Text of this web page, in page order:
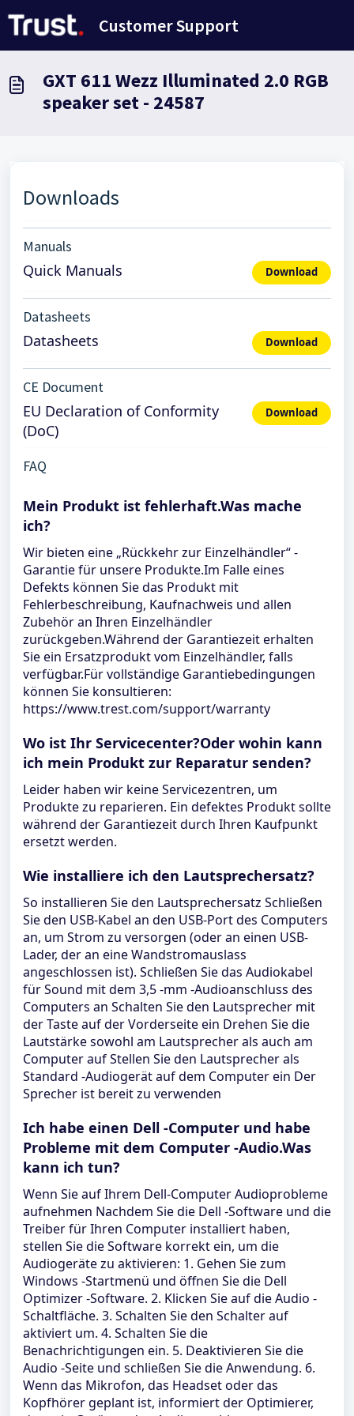
Customer Support
GXT 611 Wezz Illuminated 2.0 RGB
speaker set - 24587
Downloads
Manuals
Quick Manuals Download
Datasheets
Datasheets Download
CE Document
EU Declaration of Conformity
(DoC)
Download
FAQ
Mein Produkt ist fehlerhaft.Was mache
ich?
Wir bieten eine „Rückkehr zur Einzelhändler“ -
Garantie für unsere Produkte.Im Falle eines
Defekts können Sie das Produkt mit
Fehlerbeschreibung, Kaufnachweis und allen
Zubehör an Ihren Einzelhändler
zurückgeben.Während der Garantiezeit erhalten
Sie ein Ersatzprodukt vom Einzelhändler, falls
verfügbar.Für vollständige Garantiebedingungen
können Sie konsultieren:
https://www.trest.com/support/warranty
Wo ist Ihr Servicecenter?Oder wohin kann
ich mein Produkt zur Reparatur senden?
Leider haben wir keine Servicezentren, um
Produkte zu reparieren. Ein defektes Produkt sollte
während der Garantiezeit durch Ihren Kaufpunkt
ersetzt werden.
Wie installiere ich den Lautsprechersatz?
So installieren Sie den Lautsprechersatz Schließen
Sie den USB-Kabel an den USB-Port des Computers
an, um Strom zu versorgen (oder an einen USB-
Lader, der an eine Wandstromauslass
angeschlossen ist). Schließen Sie das Audiokabel
für Sound mit dem 3,5 -mm -Audioanschluss des
Computers an Schalten Sie den Lautsprecher mit
der Taste auf der Vorderseite ein Drehen Sie die
Lautstärke sowohl am Lautsprecher als auch am
Computer auf Stellen Sie den Lautsprecher als
Standard -Audiogerät auf dem Computer ein Der
Sprecher ist bereit zu verwenden
Ich habe einen Dell -Computer und habe
Probleme mit dem Computer -Audio.Was
kann ich tun?
Wenn Sie auf Ihrem Dell-Computer Audioprobleme
aufnehmen Nachdem Sie die Dell -Software und die
Treiber für Ihren Computer installiert haben,
stellen Sie die Software korrekt ein, um die
Audiogeräte zu aktivieren: 1. Gehen Sie zum
Windows -Startmenü und öffnen Sie die Dell
Optimizer -Software. 2. Klicken Sie auf die Audio -
Schaltfläche. 3. Schalten Sie den Schalter auf
aktiviert um. 4. Schalten Sie die
Benachrichtigungen ein. 5. Deaktivieren Sie die
Audio -Seite und schließen Sie die Anwendung. 6.
Wenn das Mikrofon, das Headset oder das
Kopfhörer geplant ist, informiert der Optimierer,